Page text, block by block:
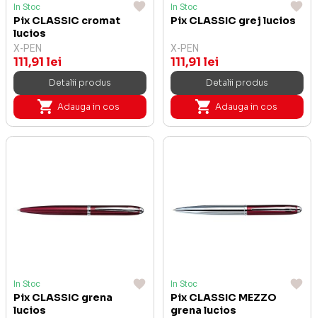
In Stoc
Pix CLASSIC cromat
lucios
X-PEN
111,91 lei
Detalii produs
Adauga in cos
In Stoc
Pix CLASSIC grej lucios
X-PEN
111,91 lei
Detalii produs
Adauga in cos
In Stoc
Pix CLASSIC grena
lucios
In Stoc
Pix CLASSIC MEZZO
grena lucios